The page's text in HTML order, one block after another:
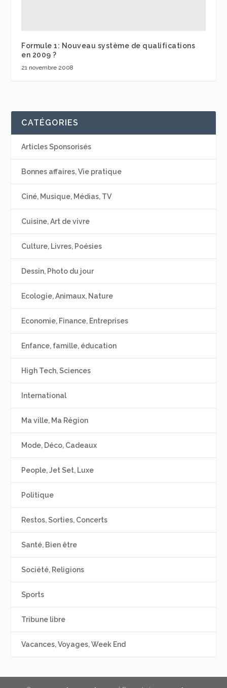
Formule 1: Nouveau système de qualifications
en 2009 ?
21 novembre 2008
CATÉGORIES
Articles Sponsorisés
Bonnes affaires, Vie pratique
Ciné, Musique, Médias, TV
Cuisine, Art de vivre
Culture, Livres, Poésies
Dessin, Photo du jour
Ecologie, Animaux, Nature
Economie, Finance, Entreprises
Enfance, famille, éducation
High Tech, Sciences
International
Ma ville, Ma Région
Mode, Déco, Cadeaux
People, Jet Set, Luxe
Politique
Restos, Sorties, Concerts
Santé, Bien être
Société, Religions
Sports
Tribune libre
Vacances, Voyages, Week End